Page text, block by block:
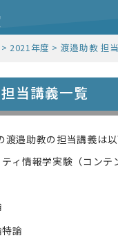
2021年度
当講義一覧
渡邉助教の担当講義は以
ィ情報学実験（コンテ
論